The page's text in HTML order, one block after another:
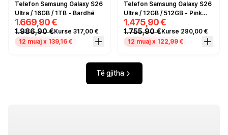
Telefon Samsung Galaxy S26
Ultra / 16GB / 1TB - Bardhë
1.669,90 €
1.986,90 €Kurse 317,00 €
12 muaj x 139,16 €
Telefon Samsung Galaxy S26
Ultra / 12GB / 512GB - Pink
Gold
1.475,90 €
1.755,90 €Kurse 280,00 €
12 muaj x 122,99 €
Të gjitha